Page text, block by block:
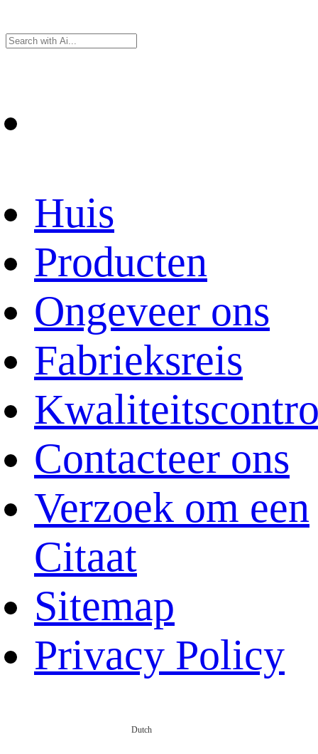
Huis
Producten
Ongeveer ons
Fabrieksreis
Contacteer ons
Verzoek om een
Citaat
Sitemap
Privacy Policy
Dutch